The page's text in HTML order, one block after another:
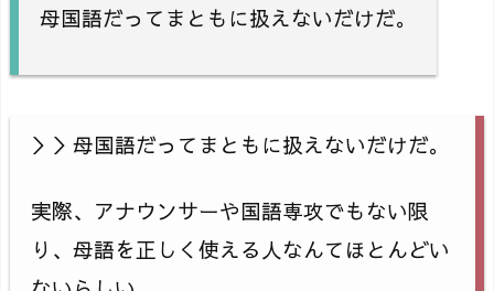
母国語だってまともに扱えないだけだ。
＞＞母国語だってまともに扱えないだけだ。
実際、アナウンサーや国語専攻でもない限
り、母語を正しく使える人なんてほとんどい